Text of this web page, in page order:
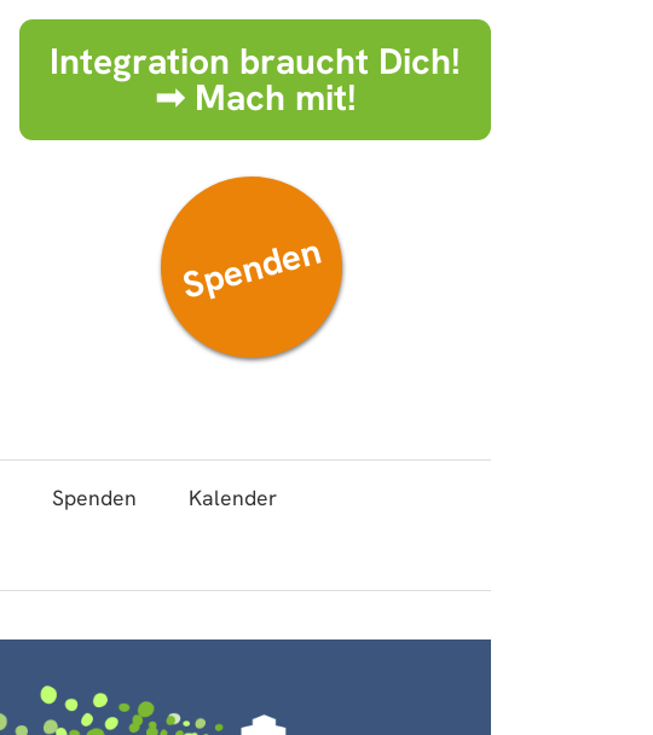
Integration braucht Dich!
➟ Mach mit!
Spenden
Spenden
Kalender